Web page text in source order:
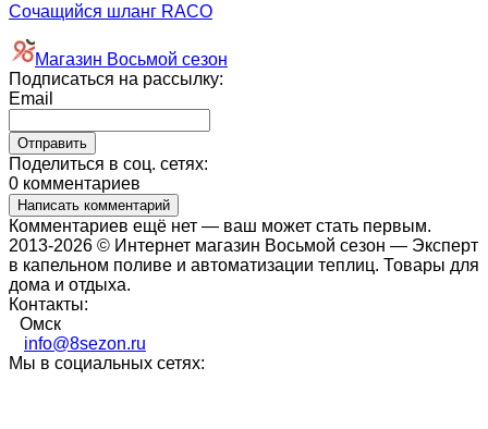
Сочащийся шланг RACO
Магазин Восьмой сезон
Подписаться на рассылку:
Email
Поделиться в соц. сетях:
0 комментариев
Написать комментарий
Комментариев ещё нет — ваш может стать первым.
2013-2026 © Интернет магазин Восьмой сезон — Эксперт
в капельном поливе и автоматизации теплиц. Товары для
дома и отдыха.
Контакты:
Омск
info@8sezon.ru
Мы в социальных сетях: